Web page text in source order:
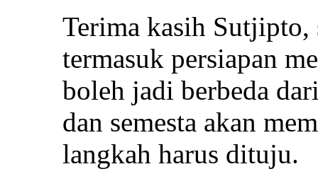
Terima kasih Sutjipto,
termasuk persiapan
boleh jadi berbeda
dan semesta akan
langkah harus dituju.